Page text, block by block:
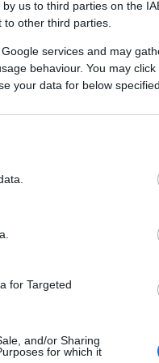
us to third parties on the
other third parties.
services and may
behaviour. You may
your data for below
for Targeted
and/or Sharing
for which it
folyamat,
jólétének